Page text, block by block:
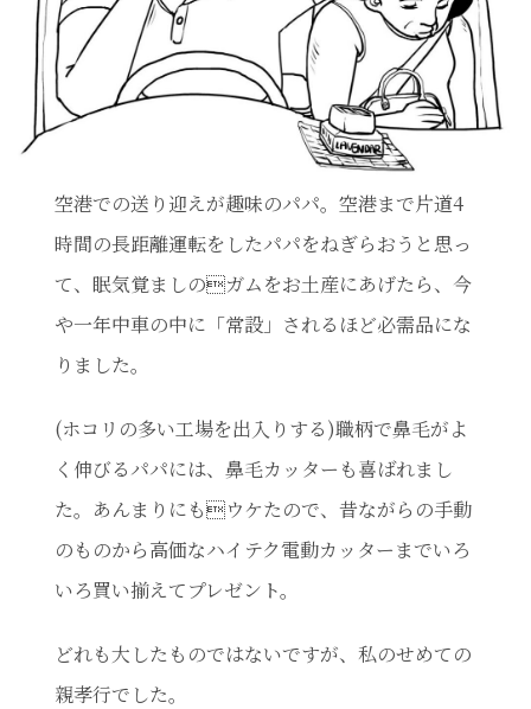
空港での送り迎えが趣味のパパ。空港まで片道4
時間の長距離運転をしたパパをねぎらおうと思っ
て、眠気覚ましのガムをお土産にあげたら、今
や一年中車の中に「常設」されるほど必需品にな
りました。
(ホコリの多い工場を出入りする)職柄で鼻毛がよ
く伸びるパパには、鼻毛カッターも喜ばれまし
た。あんまりにもウケたので、昔ながらの手動
のものから高価なハイテク電動カッターまでいろ
いろ買い揃えてプレゼント。
どれも大したものではないですが、私のせめての
親孝行でした。